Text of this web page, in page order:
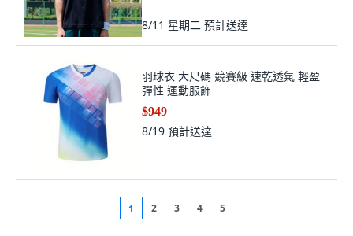
8/11 星期二 預計送達
羽球衣 大尺碼 競賽級 速乾透氣 輕盈
彈性 運動服飾
$949
8/19 預計送達
1 2 3 4 5